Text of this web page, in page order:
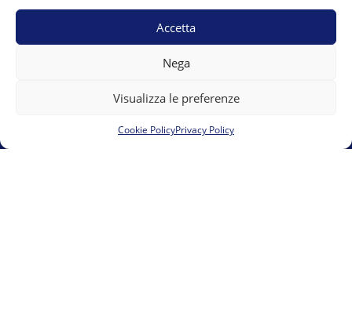
Accetta
Nega
Visualizza le preferenze
Cookie PolicyPrivacy Policy